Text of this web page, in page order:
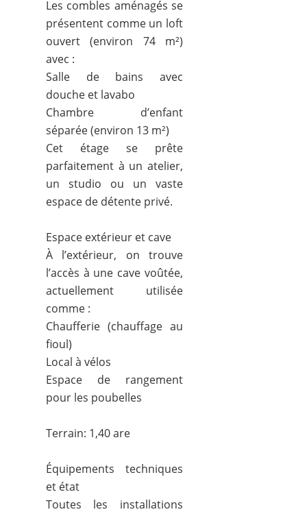
Les combles aménagés se
présentent comme un loft
ouvert (environ 74 m²)
avec :
Salle de bains avec
douche et lavabo
Chambre d’enfant
séparée (environ 13 m²)
Cet étage se prête
parfaitement à un atelier,
un studio ou un vaste
espace de détente privé.
Espace extérieur et cave
À l’extérieur, on trouve
l’accès à une cave voûtée,
actuellement utilisée
comme :
Chaufferie (chauffage au
fioul)
Local à vélos
Espace de rangement
pour les poubelles
Terrain: 1,40 are
Équipements techniques
et état
Toutes les installations